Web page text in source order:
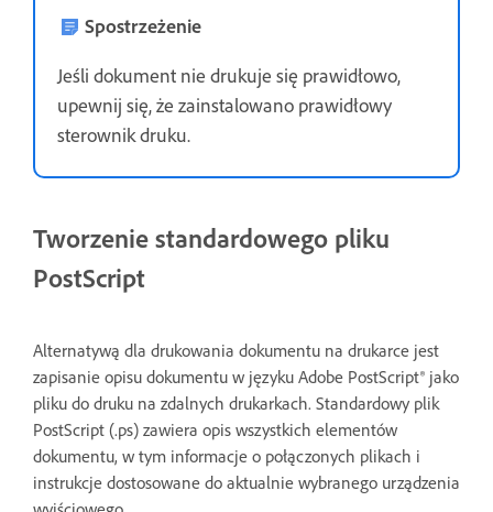
Spostrzeżenie
Jeśli dokument nie drukuje się prawidłowo,
upewnij się, że zainstalowano prawidłowy
sterownik druku.
Tworzenie standardowego pliku
PostScript
Alternatywą dla drukowania dokumentu na drukarce jest
zapisanie opisu dokumentu w języku Adobe PostScript® jako
pliku do druku na zdalnych drukarkach. Standardowy plik
PostScript (.ps) zawiera opis wszystkich elementów
dokumentu, w tym informacje o połączonych plikach i
instrukcje dostosowane do aktualnie wybranego urządzenia